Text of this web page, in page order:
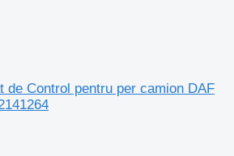
de Control pentru per camion DAF